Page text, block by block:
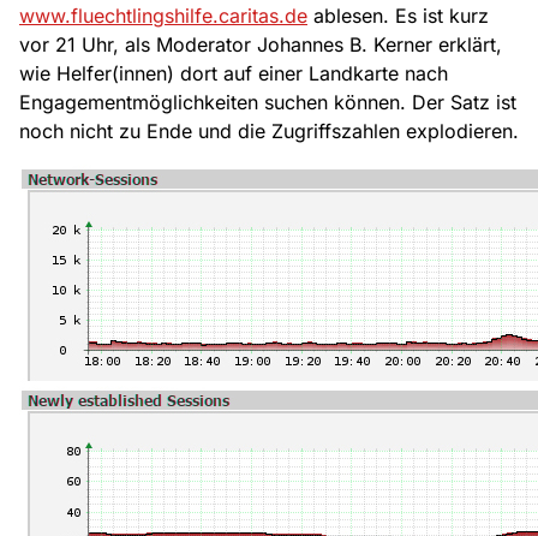
www.fluechtlingshilfe.caritas.de ablesen. Es ist kurz
vor 21 Uhr, als Moderator Johannes B. Kerner erklärt,
wie Helfer(innen) dort auf einer Landkarte nach
Engagementmöglichkeiten suchen können. Der Satz ist
noch nicht zu Ende und die Zugriffszahlen explodieren.